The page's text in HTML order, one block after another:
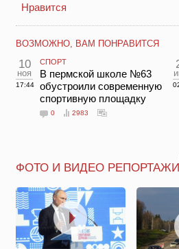
Нравится
ВОЗМОЖНО, ВАМ ПОНРАВИТСЯ
10
ноя
17:44
СПОРТ
В пермской школе №63
обустроили современную
спортивную площадку
0 2983
ФОТО И ВИДЕО РЕПОРТАЖИ